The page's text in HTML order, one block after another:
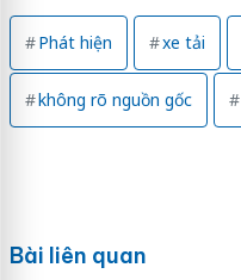
Phát hiện xe tải
không rõ nguồn gốc
Bài liên quan